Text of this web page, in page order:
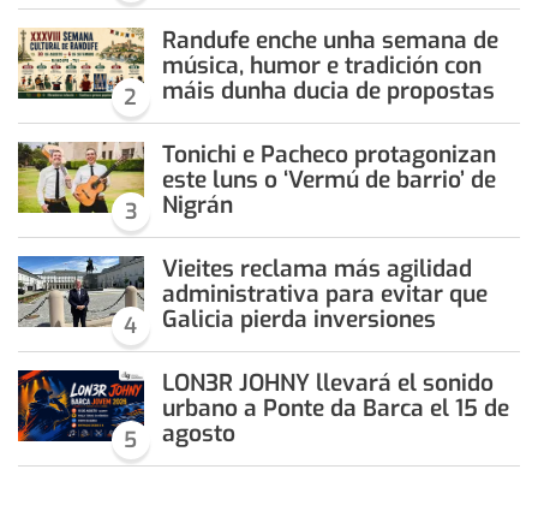
2
Randufe enche unha semana de
música, humor e tradición con
máis dunha ducia de propostas
3
Tonichi e Pacheco protagonizan
este luns o ‘Vermú de barrio’ de
Nigrán
4
Vieites reclama más agilidad
administrativa para evitar que
Galicia pierda inversiones
5
LON3R JOHNY llevará el sonido
urbano a Ponte da Barca el 15 de
agosto